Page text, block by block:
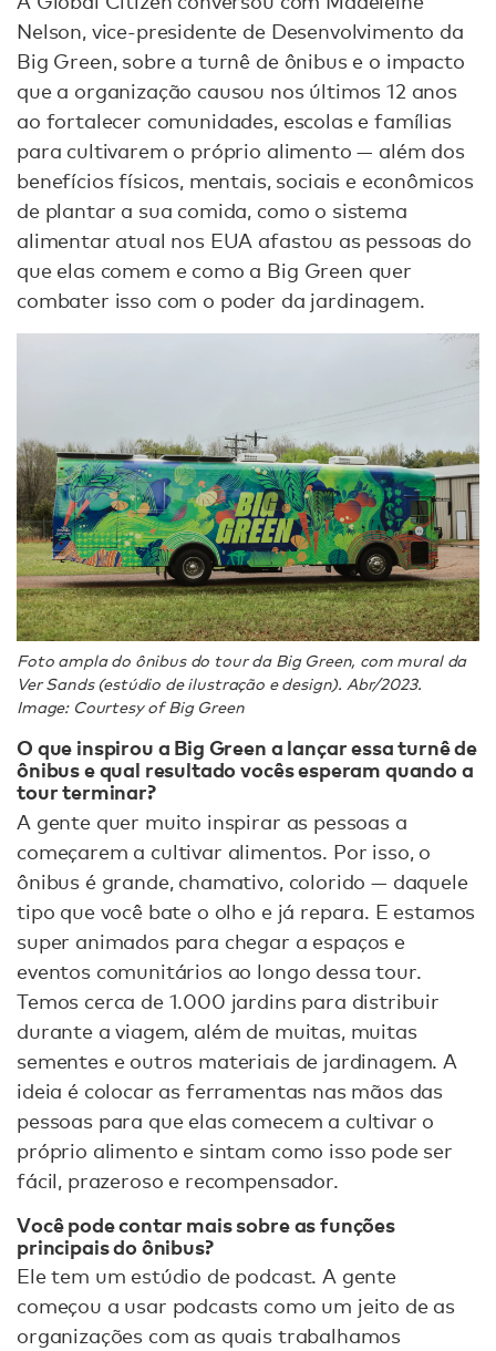
Nelson, vice-presidente de Desenvolvimento da
Big Green, sobre a turnê de ônibus e o impacto
que a organização causou nos últimos 12 anos
ao fortalecer comunidades, escolas e famílias
para cultivarem o próprio alimento — além dos
benefícios físicos, mentais, sociais e econômicos
de plantar a sua comida, como o sistema
alimentar atual nos EUA afastou as pessoas do
que elas comem e como a Big Green quer
combater isso com o poder da jardinagem.
Foto ampla do ônibus do tour da Big Green, com mural da
Ver Sands (estúdio de ilustração e design). Abr/2023.
Image: Courtesy of Big Green
O que inspirou a Big Green a lançar essa turnê de
ônibus e qual resultado vocês esperam quando a
tour terminar?
A gente quer muito inspirar as pessoas a
começarem a cultivar alimentos. Por isso, o
ônibus é grande, chamativo, colorido — daquele
tipo que você bate o olho e já repara. E estamos
super animados para chegar a espaços e
eventos comunitários ao longo dessa tour.
Temos cerca de 1.000 jardins para distribuir
durante a viagem, além de muitas, muitas
sementes e outros materiais de jardinagem. A
ideia é colocar as ferramentas nas mãos das
pessoas para que elas comecem a cultivar o
próprio alimento e sintam como isso pode ser
fácil, prazeroso e recompensador.
Você pode contar mais sobre as funções
principais do ônibus?
Ele tem um estúdio de podcast. A gente
começou a usar podcasts como um jeito de as
organizações com as quais trabalhamos